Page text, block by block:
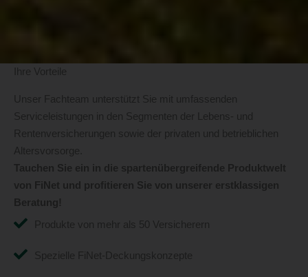
Ihre Vorteile
Unser Fachteam unterstützt Sie mit umfassenden
Serviceleistungen in den Segmenten der Lebens- und
Rentenversicherungen sowie der privaten und betrieblichen
Altersvorsorge.
Tauchen Sie ein in die spartenübergreifende Produktwelt
von FiNet und profitieren Sie von unserer erstklassigen
Beratung!
Produkte von mehr als 50 Versicherern
Spezielle FiNet-Deckungskonzepte